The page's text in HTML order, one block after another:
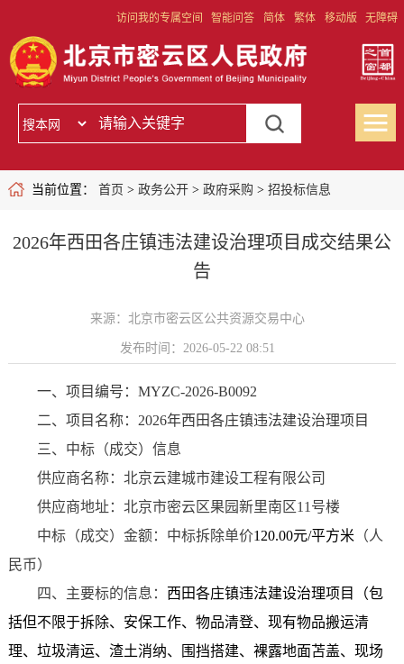
访问我的专属空间 智能问答 简体 繁体 移动版 无障碍
当前位置： 首页 > 政务公开> 政府采购 > 招投标信息
2026年西田各庄镇违法建设治理项目成交结果公
告
来源：北京市密云区公共资源交易中心
发布时间：2026-05-22 08:51
一、项目编号： MYZC-2026-B0092
二、项目名称： 2026年西田各庄镇违法建设治理项目
三、中标（成交）信息
供应商名称：北京云建城市建设工程有限公司
供应商地址：北京市密云区果园新里南区 11号楼
中标（成交）金额：中标拆除单价120.00元/平方米（人
民币）
四、主要标的信息： 西田各庄镇违法建设治理项目
（包
括但不限于拆除、安保工作、物品清登、现有物品搬运清
理、垃圾清运、渣土消纳、围挡搭建、裸露地面苫盖、现场